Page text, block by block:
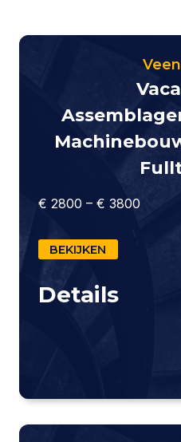
€ 2800 – € 3800
BEKIJKEN
Details